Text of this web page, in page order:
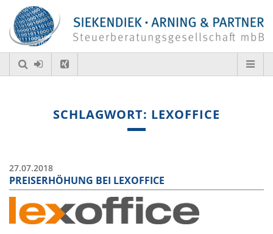
SCHLAGWORT: LEXOFFICE
27.07.2018
PREISERHÖHUNG BEI LEXOFFICE